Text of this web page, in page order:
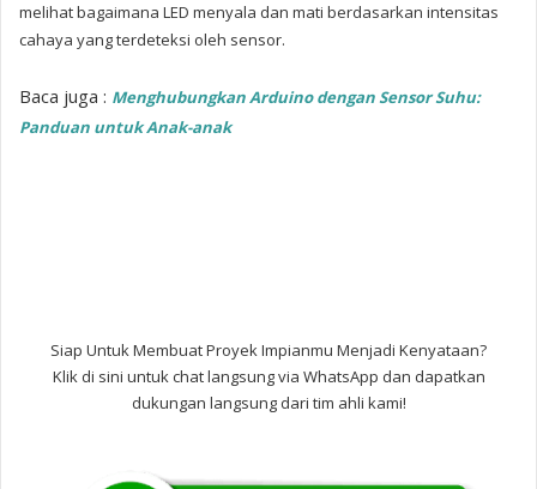
melihat bagaimana LED menyala dan mati berdasarkan intensitas
cahaya yang terdeteksi oleh sensor.
Baca juga : Menghubungkan Arduino dengan Sensor Suhu:
Panduan untuk Anak-anak
Siap Untuk Membuat Proyek Impianmu Menjadi Kenyataan?
Klik di sini untuk chat langsung via WhatsApp dan dapatkan
dukungan langsung dari tim ahli kami!